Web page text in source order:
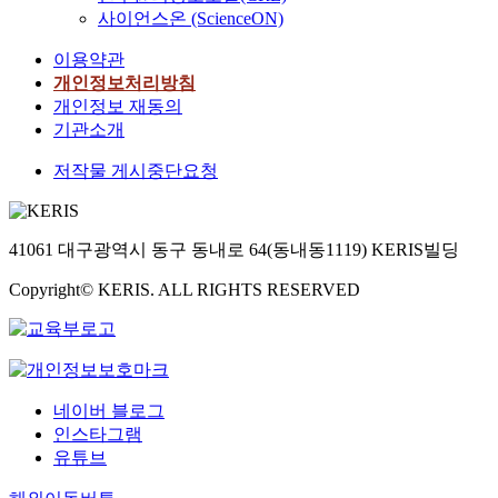
사이언스온 (ScienceON)
이용약관
개인정보처리방침
개인정보 재동의
기관소개
저작물 게시중단요청
41061 대구광역시 동구 동내로 64(동내동1119) KERIS빌딩
Copyright© KERIS. ALL RIGHTS RESERVED
네이버 블로그
인스타그램
유튜브